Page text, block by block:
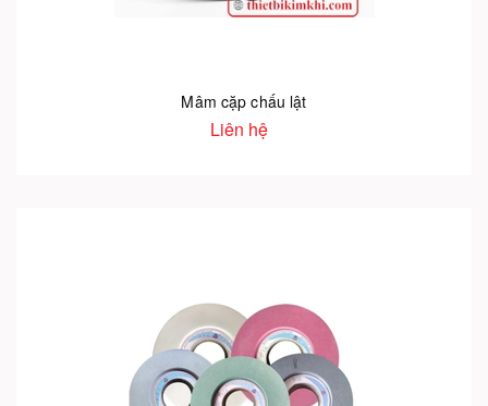
Mâm cặp chấu lật
Liên hệ